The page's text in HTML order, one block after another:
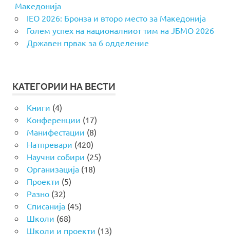
Македонија
IEO 2026: Бронза и второ место за Македонија
Голем успех на националниот тим на ЈБМО 2026
Државен првак за 6 одделение
КАТЕГОРИИ НА ВЕСТИ
Книги (4)
Конференции (17)
Манифестации (8)
Натпревари (420)
Научни собири (25)
Организација(18)
Проекти (5)
Разно(32)
Списанија(45)
Школи (68)
Школи и проекти (13)